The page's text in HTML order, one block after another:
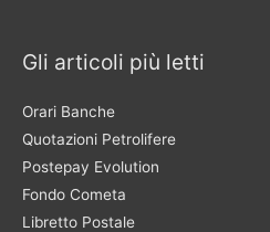
Gli articoli più letti
Orari Banche
Quotazioni Petrolifere
Postepay Evolution
Fondo Cometa
Libretto Postale